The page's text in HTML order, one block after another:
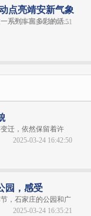
点亮靖安新气象
系列丰富多彩的活...
2025-01-06 18:05:51
迁，依然保留着许
2025-03-24 16:42:50
园，感受
，石家庄的公园和广
2025-03-24 16:35:21